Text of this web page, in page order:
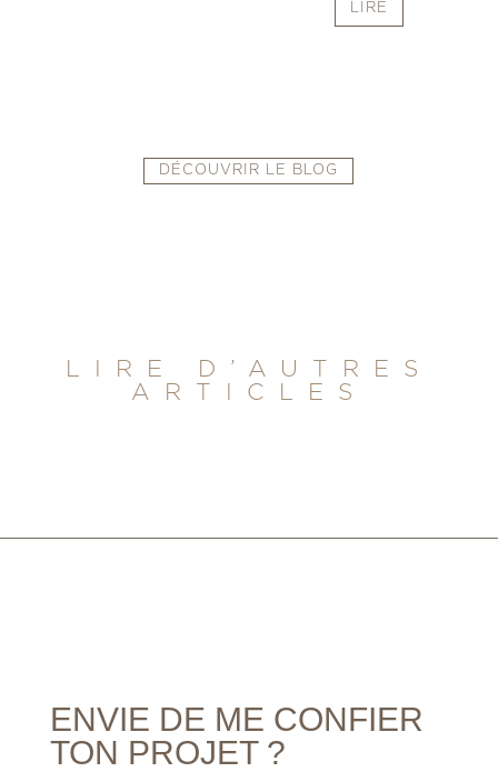
LIRE
DÉCOUVRIR LE BLOG
LIRE D’AUTRES
ARTICLES
ENVIE DE ME CONFIER
TON PROJET ?